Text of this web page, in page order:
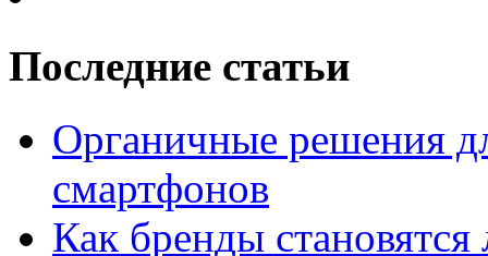
Последние статьи
Органичные решения
смартфонов
Как бренды